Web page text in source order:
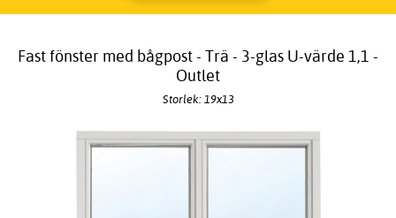
Fast fönster med bågpost - Trä - 3-glas U-värde 1,1 -
Outlet
Storlek: 19x13